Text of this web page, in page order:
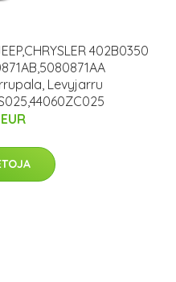
402B0350
Levyjarru